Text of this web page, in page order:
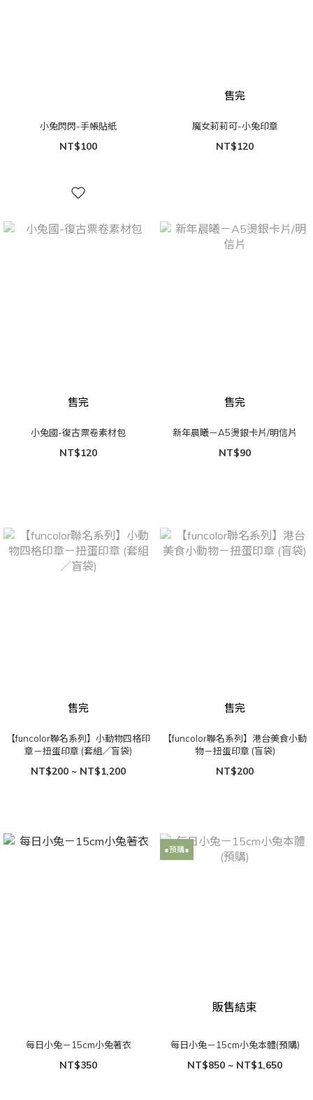
小兔閃閃-手帳貼紙
NT$100
售完
魔女莉莉可-小兔印章
NT$120
售完
小兔國-復古票卷素材包
NT$120
售完
新年晨曦－A5燙銀卡片/明信片
NT$90
售完
【funcolor聯名系列】小動物四格印
章－扭蛋印章 (套組／盲袋)
NT$200 ~ NT$1,200
售完
【funcolor聯名系列】港台美食小動
物－扭蛋印章 (盲袋)
NT$200
每日小兔－15cm小兔著衣
NT$350
∎預購∎
販售結束
每日小兔－15cm小兔本體(預購)
NT$850 ~ NT$1,650